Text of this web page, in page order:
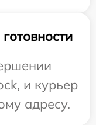
и курьер
адресу.